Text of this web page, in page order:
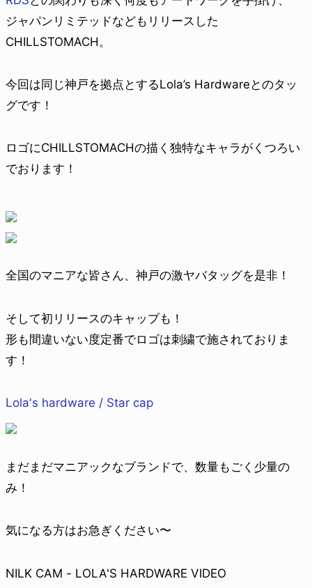
ジャパンリミテッドなどもリリースした
CHILLSTOMACH。
今回は同じ神戸を拠点とするLola’s Hardwareとのタッ
グです！
ロゴにCHILLSTOMACHの描く独特なキャラがくつろい
でおります！
全国のマニアな皆さん、神戸の激ヤバタッグを是非！
そして初リリースのキャップも！
形も間違いない度定番でロゴは刺繍で施されておりま
す！
Lola's hardware / Star cap
まだまだマニアックなブランドで、数量もごく少量の
み！
気になる方はお急ぎください〜
NILK CAM - LOLA'S HARDWARE VIDEO